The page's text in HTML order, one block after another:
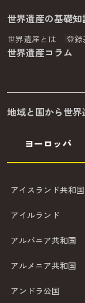
世界遺産の基礎知
世界遺産とは 登録
世界遺産コラム
地域と国から世
ヨーロッパ
アイスランド共和国
アイルランド
アルバニア共和国
アルメニア共和国
アンドラ公国